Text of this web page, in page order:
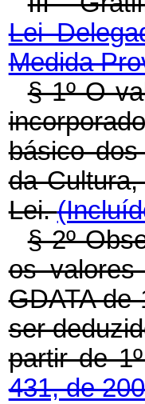
Lei
Medida
§ 1º O
básico
da
Lei.
§ 2º
os valores
GDATA de
ser
partir de
431, de